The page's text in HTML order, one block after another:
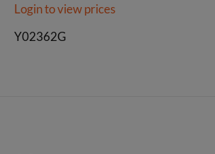
Login to view prices
Y02362G